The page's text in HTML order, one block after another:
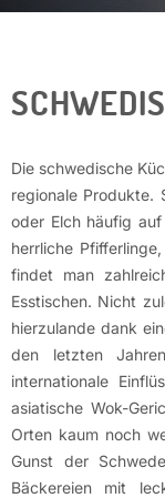
Die schwedische
regionale Produkte.
oder Elch häufig
herrliche
findet man
Esstischen. Nicht
hierzulande dank
den letzten
internationale
asiatische Wok-
Orten kaum noch
Gunst der
Bäckereien mit